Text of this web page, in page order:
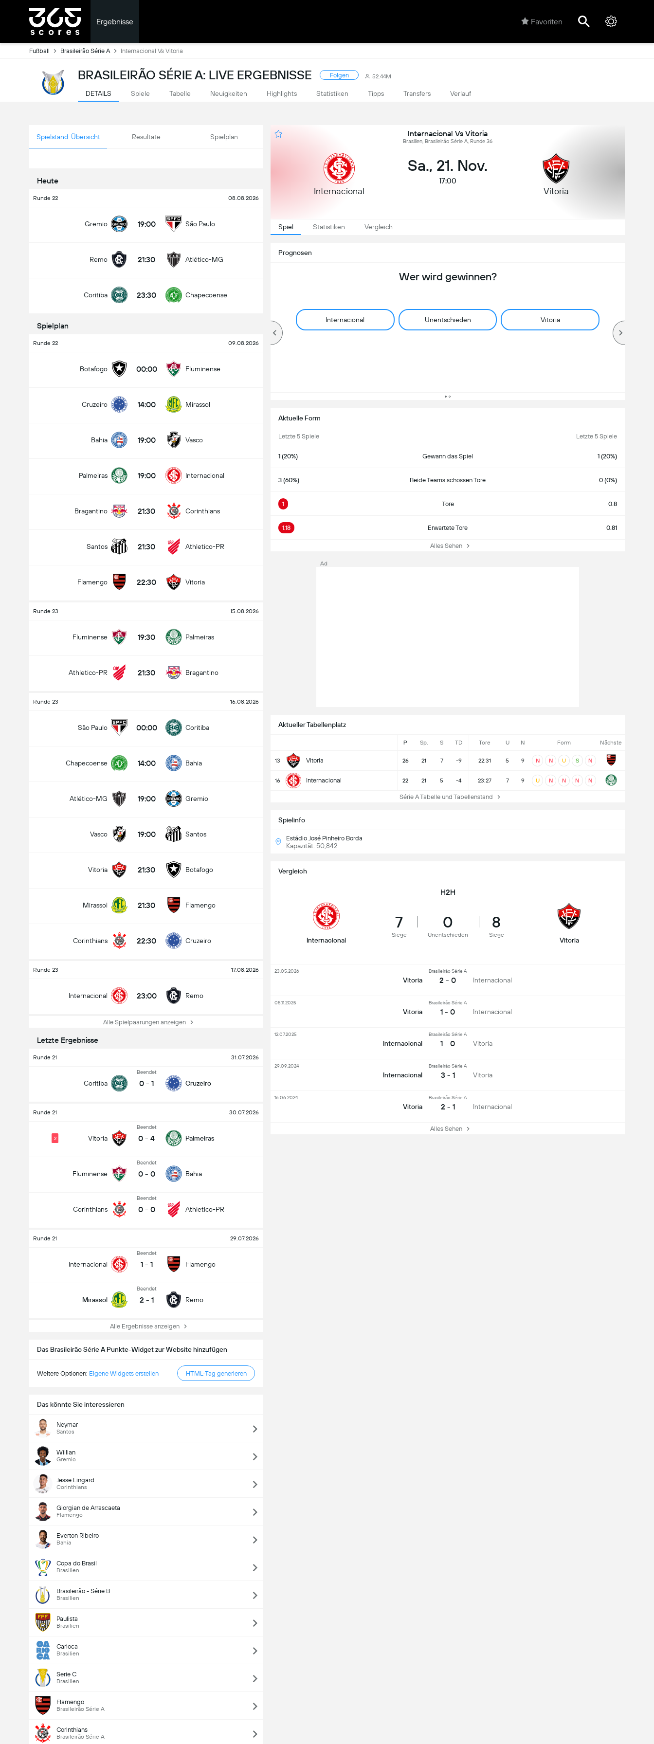
Ergebnisse Favoriten
Fußball Brasileirão Série A Internacional Vs Vitoria
BRASILEIRÃO SÉRIE A: LIVE ERGEBNISSE Folgen 52.44M
DETAILS Spiele Tabelle Neuigkeiten Highlights Statistiken Tipps Transfers Verlauf
Spielstand-Übersicht Resultate Spielplan
Heute
Runde 22 08.08.2026
Gremio 19:00 São Paulo
Remo 21:30 Atlético-MG
Coritiba 23:30 Chapecoense
Spielplan
Runde 22 09.08.2026
Botafogo 00:00 Fluminense
Cruzeiro 14:00 Mirassol
Bahia 19:00 Vasco
Palmeiras 19:00 Internacional
Bragantino 21:30 Corinthians
Santos 21:30 Athletico-PR
Flamengo 22:30 Vitoria
Runde 23 15.08.2026
Fluminense 19:30 Palmeiras
Athletico-PR 21:30 Bragantino
Runde 23 16.08.2026
São Paulo 00:00 Coritiba
Chapecoense 14:00 Bahia
Atlético-MG 19:00 Gremio
Vasco 19:00 Santos
Vitoria 21:30 Botafogo
Mirassol 21:30 Flamengo
Corinthians 22:30 Cruzeiro
Runde 23 17.08.2026
Internacional 23:00 Remo
Alle Spielpaarungen anzeigen
Letzte Ergebnisse
Runde 21 31.07.2026
Coritiba
Beendet
0 - 1 Cruzeiro
Runde 21 30.07.2026
Vitoria
2
Beendet
0 - 4 Palmeiras
Fluminense
Beendet
0 - 0 Bahia
Corinthians
Beendet
0 - 0 Athletico-PR
Runde 21 29.07.2026
Internacional
Beendet
1 - 1 Flamengo
Mirassol
Beendet
2 - 1 Remo
Alle Ergebnisse anzeigen
Das Brasileirão Série A Punkte-Widget zur Website hinzufügen
Weitere Optionen: Eigene Widgets erstellen HTML-Tag generieren
Das könnte Sie interessieren
Neymar
Santos
Willian
Gremio
Jesse Lingard
Corinthians
Giorgian de Arrascaeta
Flamengo
Everton Ribeiro
Bahia
Copa do Brasil
Brasilien
Brasileirão - Série B
Brasilien
Paulista
Brasilien
Carioca
Brasilien
Serie C
Brasilien
Flamengo
Brasileirão Série A
Corinthians
Brasileirão Série A
Internacional Vs Vitoria
Brasilien, Brasileirão Série A, Runde 36
Internacional
Sa., 21. Nov.
17:00
Vitoria
Spiel Statistiken Vergleich
Prognosen
Wer wird gewinnen?
Internacional Unentschieden Vitoria
Aktuelle Form
Letzte 5 Spiele Letzte 5 Spiele
1 (20%) Gewann das Spiel 1 (20%)
3 (60%) Beide Teams schossen Tore 0 (0%)
1 Tore 0.8
1.18 Erwartete Tore 0.81
Alles Sehen
Aktueller Tabellenplatz
P Sp. S TD Tore U N Form Nächste
13 Vitoria 26 21 7 -9 22:31 5 9 N N U S N
16 Internacional 22 21 5 -4 23:27 7 9 U N N N N
Série A Tabelle und Tabellenstand
Spielinfo
Estádio José Pinheiro Borda
Kapazität: 50,842
Vergleich
H2H
Internacional
7
Siege
0
Unentschieden
8
Siege
Vitoria
Vitoria
Brasileirão Série A
2 - 0 Internacional
23.05.2026
Vitoria
Brasileirão Série A
1 - 0 Internacional
05.11.2025
Internacional
Brasileirão Série A
1 - 0 Vitoria
12.07.2025
Internacional
Brasileirão Série A
3 - 1 Vitoria
29.09.2024
Vitoria
Brasileirão Série A
2 - 1 Internacional
16.06.2024
Alles Sehen
Ad